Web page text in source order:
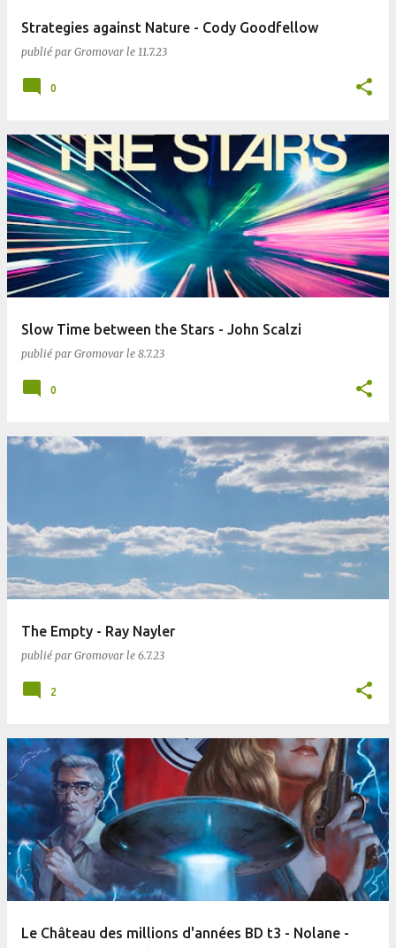
Strategies against Nature - Cody Goodfellow
publié par Gromovar le 11.7.23
0
Slow Time between the Stars - John Scalzi
publié par Gromovar le 8.7.23
0
The Empty - Ray Nayler
publié par Gromovar le 6.7.23
2
Le Château des millions d'années BD t3 - Nolane -